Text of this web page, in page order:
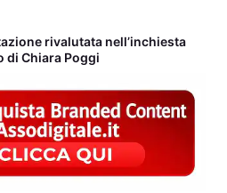
rivalutata nell’inchiesta
di Chiara Poggi